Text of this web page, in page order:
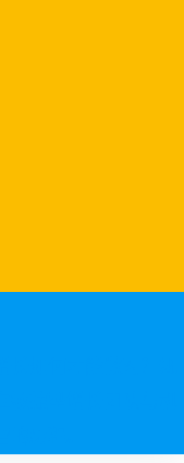
如何才能做对？规